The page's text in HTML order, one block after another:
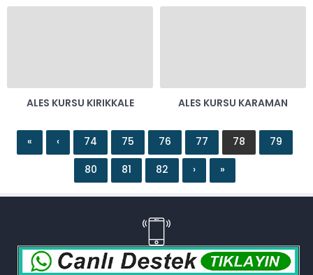
ALES KURSU KIRIKKALE ALES KURSU KARAMAN
« ‹ 74 75 76 77 78 79
80 81 82 › »